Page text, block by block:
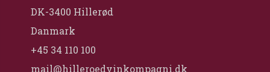
DK-3400 Hillerød
Danmark
+45 34 110 100
mail@hilleroedvinkompagni.dk